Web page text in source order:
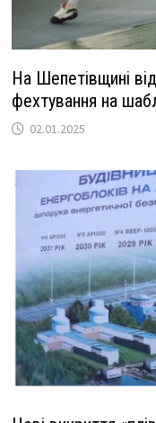
На Шепетівщині
фехтування на
02.01.2025